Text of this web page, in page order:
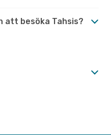
att besöka Tahsis?